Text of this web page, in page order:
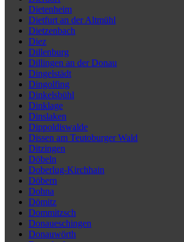
Dietenheim
Dietfurt an der Altmühl
Dietzenbach
Diez
Dillenburg
Dillingen an der Donau
Dingelstädt
Dingolfing
Dinkelsbühl
Dinklage
Dinslaken
Dippoldiswalde
Dissen am Teutoburger Wald
Ditzingen
Döbeln
Doberlug-Kirchhain
Döbern
Dohna
Dömitz
Dommitzsch
Donaueschingen
Donauwörth